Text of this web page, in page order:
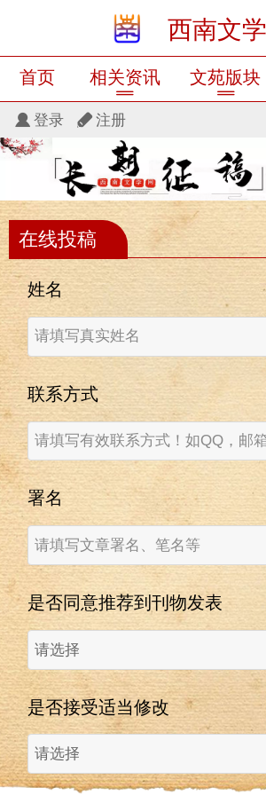
西南文
首页 相关资讯 文苑版块
登录 注册
在线投稿
姓名
联系方式
署名
是否同意推荐到刊物发表
是否接受适当修改